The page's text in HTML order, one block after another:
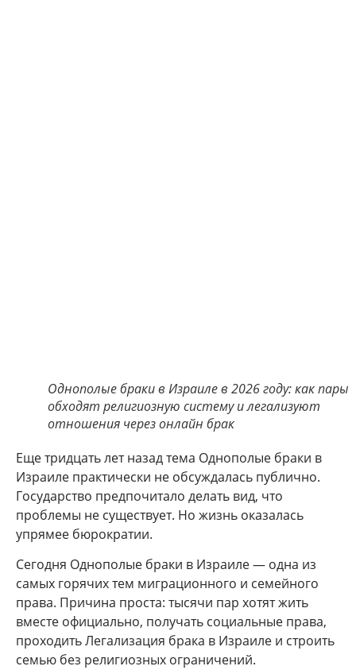
Однополые браки в Израиле в 2026 году: как пары
обходят религиозную систему и легализуют
отношения через онлайн брак
Еще тридцать лет назад тема Однополые браки в
Израиле практически не обсуждалась публично.
Государство предпочитало делать вид, что
проблемы не существует. Но жизнь оказалась
упрямее бюрократии.
Сегодня Однополые браки в Израиле — одна из
самых горячих тем миграционного и семейного
права. Причина проста: тысячи пар хотят жить
вместе официально, получать социальные права,
проходить Легализация брака в Израиле и строить
семью без религиозных ограничений.